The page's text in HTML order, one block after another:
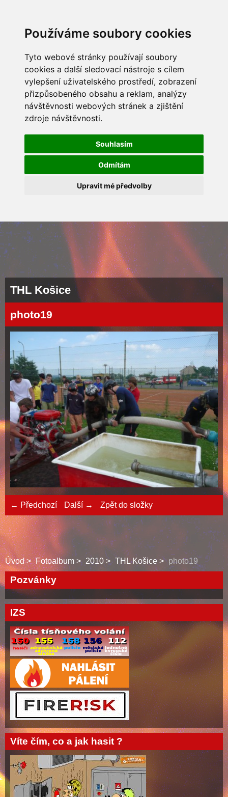
Používáme soubory cookies
Tyto webové stránky používají soubory
cookies a další sledovací nástroje s cílem
vylepšení uživatelského prostředí, zobrazení
přizpůsobeného obsahu a reklam, analýzy
návštěvnosti webových stránek a zjištění
zdroje návštěvnosti.
Souhlasím
Odmítám
Upravit mé předvolby
THL Košice
photo19
← Předchozí Další → Zpět do složky
Úvod Fotoalbum 2010 THL Košice photo19
Pozvánky
IZS
Víte čím, co a jak hasit ?